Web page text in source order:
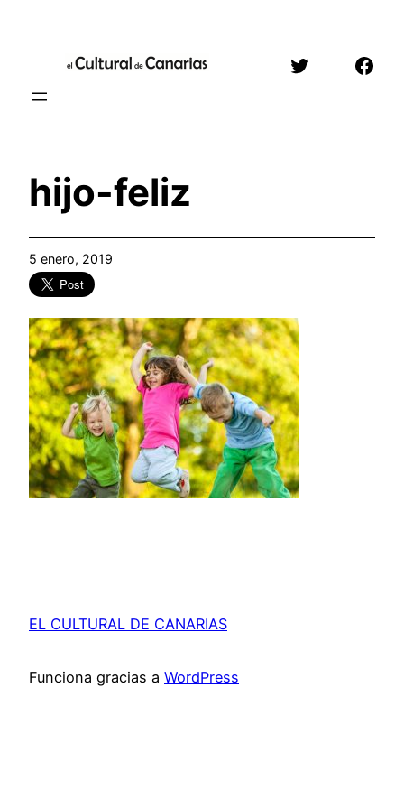
contenido
Twitter
hijo-feliz
5 enero, 2019
EL CULTURAL DE CANARIAS
Funciona gracias a WordPress